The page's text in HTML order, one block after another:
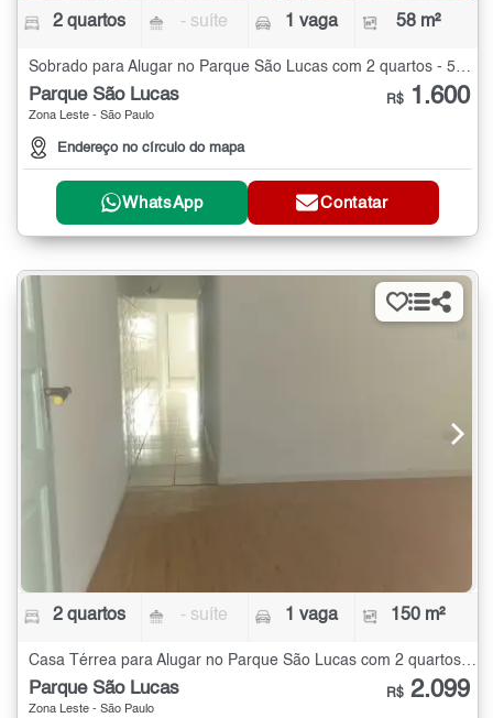
2 quartos - suíte 1 vaga 58 m²
Parque São Lucas
Zona Leste - São Paulo
Endereço no círculo do mapa
R$ 1.600
WhatsApp Contatar
2 quartos - suíte 1 vaga 150 m²
Casa Térrea para Alugar no Parque São Lucas com 2 quartos - 150 m²
Parque São Lucas
Zona Leste - São Paulo
R$ 2.099